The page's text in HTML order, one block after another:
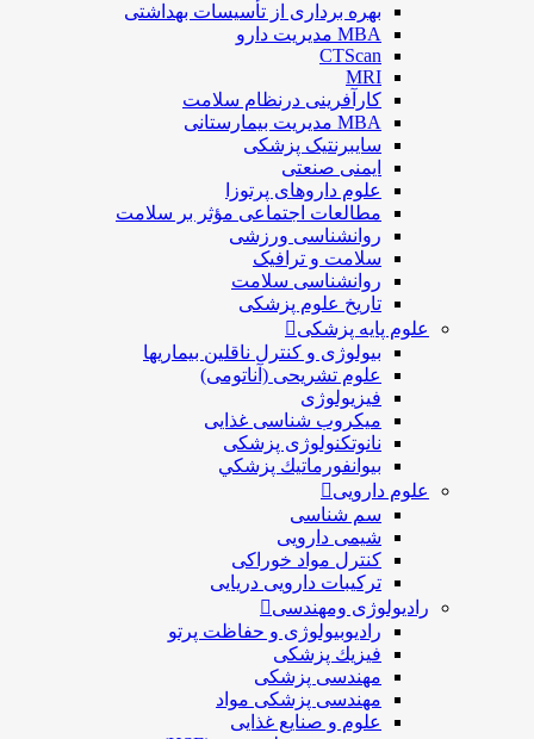
بهره برداری از تأسیسات بهداشتی
MBA مدیریت دارو
CTScan
MRI
کارآفرینی درنظام سلامت
MBA مدیریت بیمارستانی
سایبرنتیک پزشکی
ایمنی صنعتی
علوم داروهای پرتوزا
مطالعات اجتماعی مؤثر بر سلامت
روانشناسی ورزشی
سلامت و ترافیک
روانشناسی سلامت
تاریخ علوم پزشکی
علوم پایه پزشکی
بیولوژی و کنترل ناقلین بیماریها
علوم تشریحی (آناتومی)
فیزیولوژی
ميكروب شناسی غذایی
نانوتکنولوژی پزشکی
بيوانفورماتيك پزشكي
علوم دارویی
سم شناسی
شیمی دارویی
کنترل مواد خوراکی
ترکیبات دارویی دریایی
رادیولوژی ومهندسی
رادیوبیولوژی و حفاظت پرتو
فيزيك پزشکی
مهندسی پزشکی
مهندسی پزشکی مواد
علوم و صنايع غذایی